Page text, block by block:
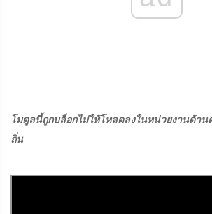
โมดูลนี้ถูกบล็อกไม่ให้โหลดลงในหน่วยงานด้าน
ถิ่น